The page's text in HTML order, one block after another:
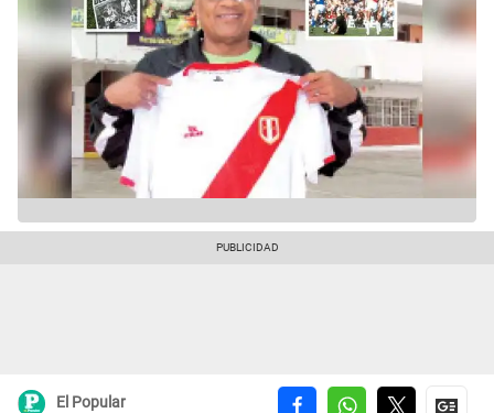
El Popular